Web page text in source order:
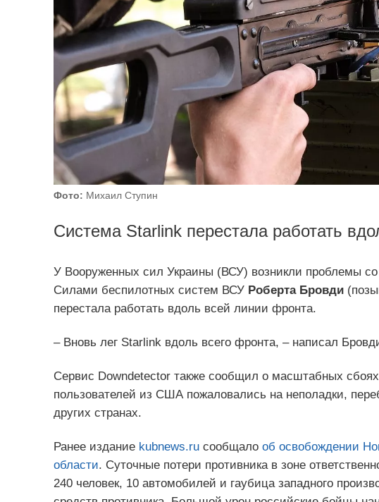
Фото: Михаил Ступин
Система Starlink перестала работать
У Вооруженных сил Украины (ВСУ) возникли проблемы
Силами беспилотных систем ВСУ Роберта Бровди
перестала работать вдоль всей линии фронта.
– Вновь лег Starlink вдоль всего фронта, – написал
Сервис Downdetector также сообщил о масштабных
пользователей из США пожаловались на неполадки,
других странах.
Ранее издание kubnews.rucообщало об освобождении
области. Суточные потери противника в зоне
240 человек, 10 автомобилей и гаубица западного